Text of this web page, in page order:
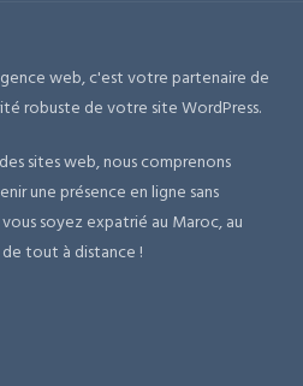
web, c'est votre partenaire de
robuste de votre site WordPress.
sites web, nous comprenons
une présence en ligne sans
soyez expatrié au Maroc, au
tout à distance !